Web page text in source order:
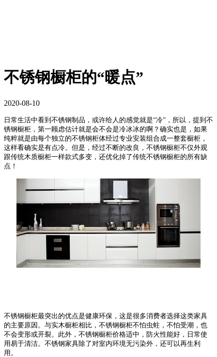
不锈钢橱柜的“暖点”
2020-08-10
日常生活中看到不锈钢制品，或许给人的感觉就是“冷”，所以，提到不
锈钢橱柜，第一顾虑估计就是会不会是冷冰冰的啊？确实也是，如果
纯粹就是由每个独立的不锈钢柜体经过专业安装组合成一整套橱柜 ，
这样看确实是有点冷。但是，经过不断的改良，不锈钢橱柜不仅外观
跟传统木质橱柜一样款式多变，还优化掉了传统不锈钢橱柜的所有缺
点！
不锈钢橱柜最突出的优点是健康环保，这是很多消费者选择这类家具
的主要原因。与实木橱柜相比，不锈钢橱柜不怕虫蛀，不怕受潮，也
不会变形或开裂。此外，不锈钢橱柜价格适中，防火性能好，日常使
用易于清洁。不锈钢家具除了对室内环境无污染外，还可以再生利
用。